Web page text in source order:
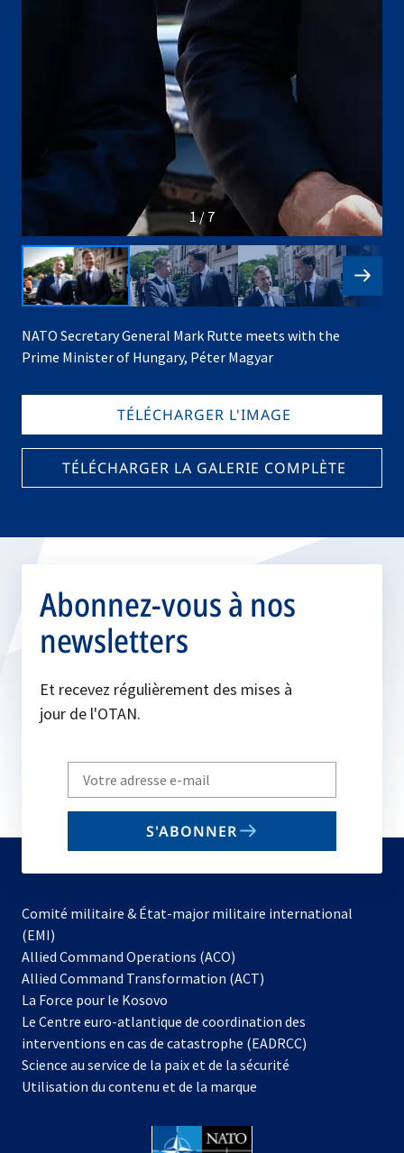
1 / 7
NATO Secretary General Mark Rutte meets with the
Prime Minister of Hungary, Péter Magyar
TÉLÉCHARGER L'IMAGE
TÉLÉCHARGER LA GALERIE COMPLÈTE
Abonnez-vous à nos
newsletters
Et recevez régulièrement des mises à
jour de l'OTAN.
Write
your
email
S'ABONNER
Comité militaire & État-major militaire international
(EMI)
Allied Command Operations (ACO)
dans
nouvel
onglet
Allied Command Transformation (ACT)
La Force pour le Kosovo
dans
un
nouvel
onglet
Le Centre euro-atlantique de coordination des
interventions en cas de catastrophe (EADRCC)
Science au service de la paix et de la sécurité
Utilisation du contenu et de la marque